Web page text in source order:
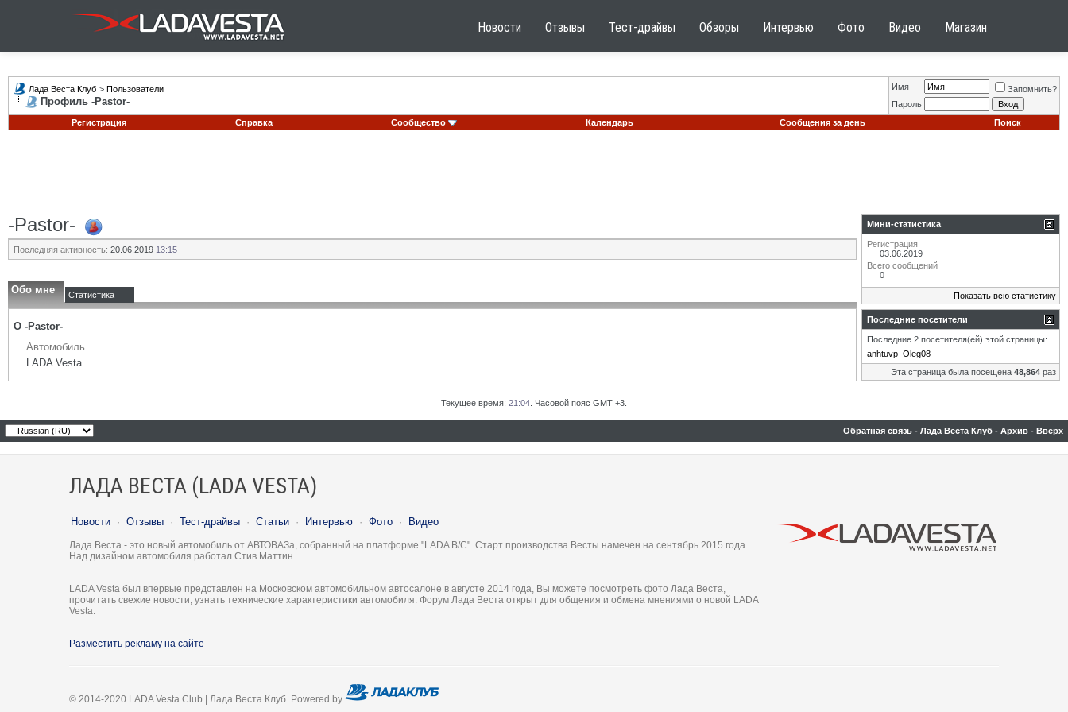
Новости Отзывы Тест-драйвы Обзоры Интервью Фото Видео Магазин
Лада Веста Клуб > Пользователи
Профиль -Pastor-
Имя
Запомнить?
Пароль
Регистрация
Справка Сообщество Календарь Сообщения за день Поиск
-Pastor-
Последняя активность: 20.06.2019 13:15
Обо мне Статистика
О -Pastor-
Автомобиль
LADA Vesta
Мини-статистика
Регистрация
03.06.2019
Всего сообщений
0
Показать всю статистику
Последние посетители
Последние 2 посетителя(ей) этой страницы:
anhtuvp Oleg08
Эта страница была посещена 48,864 раз
Текущее время: 21:04 . Часовой пояс GMT +3.
Обратная связь - Лада Веста Клуб - Архив - Вверх
ЛАДА ВЕСТА (LADA VESTA)
Новости · Отзывы · Тест-драйвы · Статьи · Интервью · Фото · Видео
Лада Веста - это новый автомобиль от АВТОВАЗа, собранный на платформе "LADA B/C". Старт производства Весты намечен на сентябрь 2015 года.
Над дизайном автомобиля работал Стив Маттин.
LADA Vesta был впервые представлен на Московском автомобильном автосалоне в августе 2014 года, Вы можете посмотреть фото Лада Веста,
прочитать свежие новости, узнать технические характеристики автомобиля. Форум Лада Веста открыт для общения и обмена мнениями о новой LADA
Vesta.
Разместить рекламу на сайте
© 2014-2020 LADA Vesta Club | Лада Веста Клуб. Powered by